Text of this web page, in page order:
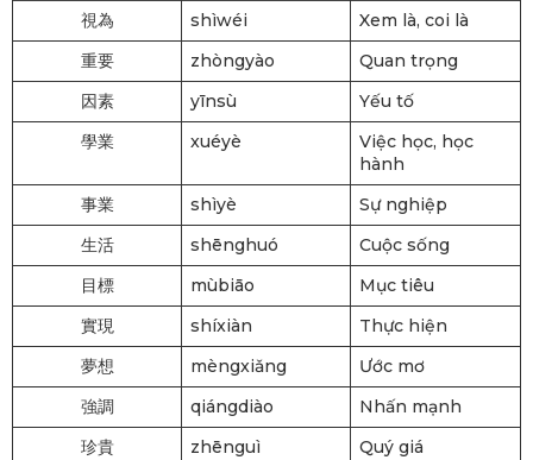
視為
shìwéi
Xem là, coi là
重要
zhòngyào
Quan trọng
因素
yīnsù
Yếu tố
學業
xuéyè
Việc học, học
hành
事業
shìyè
Sự nghiệp
生活
shēnghuó
Cuộc sống
目標
mùbiāo
Mục tiêu
實現
shíxiàn
Thực hiện
夢想
mèngxiǎng
Ước mơ
強調
qiángdiào
Nhấn mạnh
珍貴
zhēnguì
Quý giá